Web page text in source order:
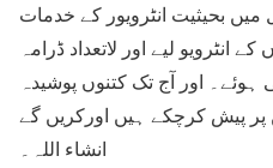
بحیثیت انٹرویور کے خدمات
انٹرویو لیے اور لاتعداد ڈرامہ
اور آج تک کتنوں پوشیدہ
پیش کرچکے ہیں اورکریں گے
انشاء اللہ۔